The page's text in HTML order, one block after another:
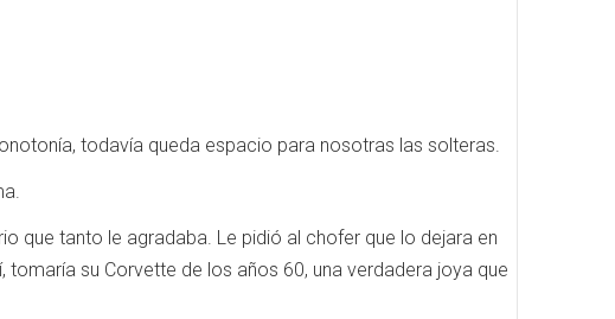
todavía queda espacio para nosotras las solteras.
que tanto le agradaba. Le pidió al chofer que lo dejara en
su Corvette de los años 60, una verdadera joya que